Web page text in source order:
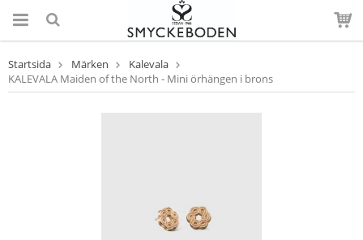
Startsida Märken
Kalevala
KALEVALA Maiden of the North - Mini örhängen i brons